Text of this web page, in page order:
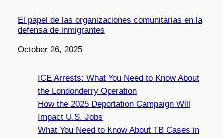
El papel de las organizaciones comunitarias en la
defensa de inmigrantes
Date
October 26, 2025
ICE Arrests: What You Need to Know About
the Londonderry Operation
How the 2025 Deportation Campaign Will
Impact U.S. Jobs
What You Need to Know About TB Cases in